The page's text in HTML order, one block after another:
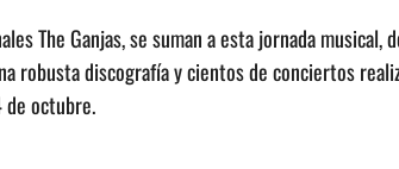
The Ganjas, se suman a esta jornada
robusta discografía y cientos de conciertos
de octubre.